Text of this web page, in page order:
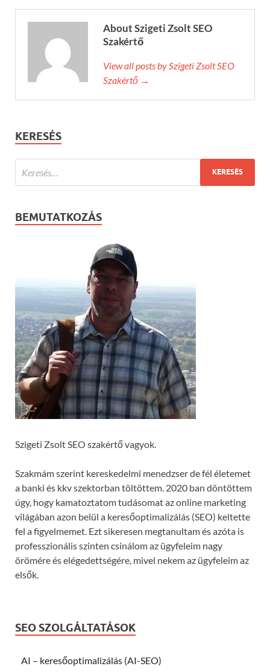
About Szigeti Zsolt SEO
Szakértő
View all posts by Szigeti Zsolt SEO
Szakértő →
KERESÉS
BEMUTATKOZÁS
Szigeti Zsolt SEO szakértő vagyok.
Szakmám szerint kereskedelmi menedzser de fél életemet
a banki és kkv szektorban töltöttem. 2020 ban döntöttem
úgy, hogy kamatoztatom tudásomat az online marketing
világában azon belül a keresőoptimalizálás (SEO) keltette
fel a figyelmemet. Ezt sikeresen megtanultam és azóta is
professzionális szinten csinálom az ügyfeleim nagy
örömére és elégedettségére, mivel nekem az ügyfeleim az
elsők.
SEO SZOLGÁLTATÁSOK
AI – keresőoptimalizálás (AI-SEO)